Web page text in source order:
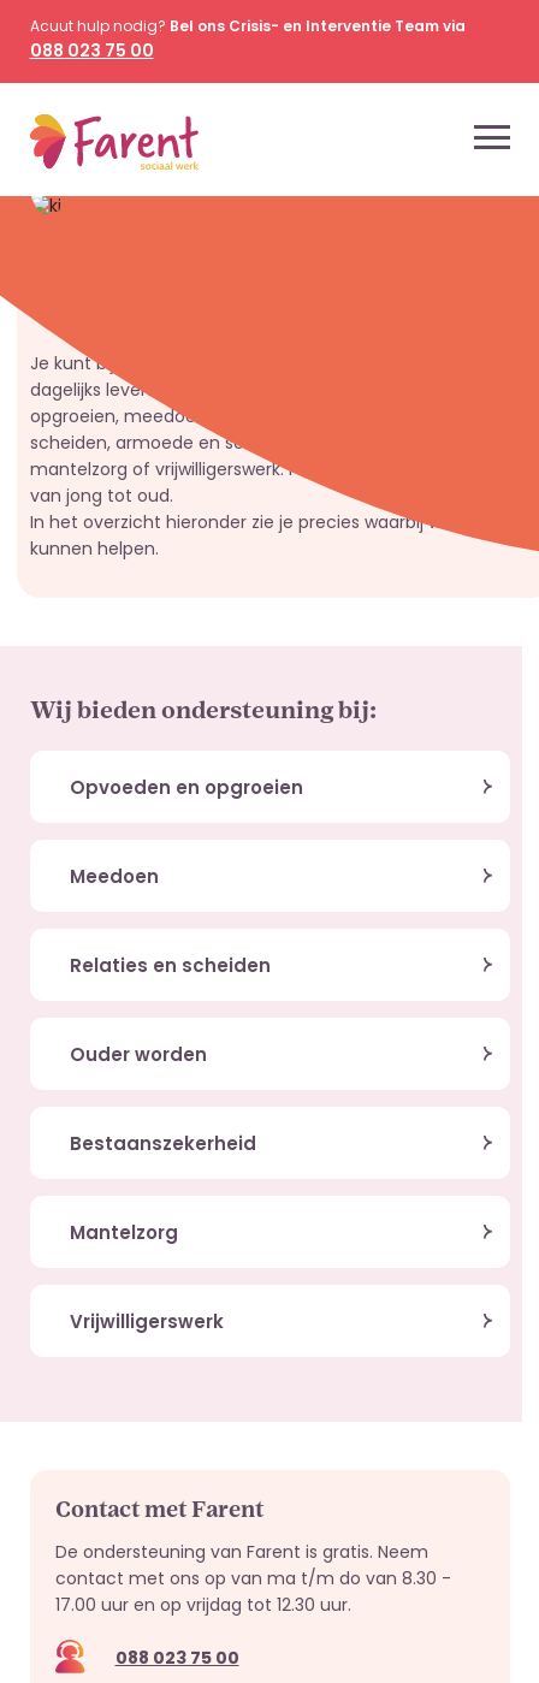
Acuut hulp nodig? Bel ons Crisis- en Interventie Team via
088 023 75 00
Je kunt bij Farent terecht met al jouw vragen over het
dagelijks leven. Of het nu gaat om opvoeden en
opgroeien, meedoen in de maatschappij, relaties en
scheiden, armoede en schulden, gezond ouder worden,
mantelzorg of vrijwilligerswerk. Farent is er voor iedereen,
van jong tot oud.
In het overzicht hieronder zie je precies waarbij we je
kunnen helpen.
Wij bieden ondersteuning bij:
Opvoeden en opgroeien
Meedoen
Relaties en scheiden
Ouder worden
Bestaanszekerheid
Mantelzorg
Vrijwilligerswerk
Contact met Farent
De ondersteuning van Farent is gratis. Neem
contact met ons op van ma t/m do van 8.30 -
17.00 uur en op vrijdag tot 12.30 uur.
088 023 75 00